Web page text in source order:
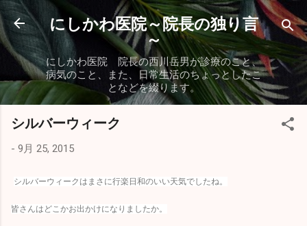
スキップしてメイン コンテンツに移動
にしかわ医院～院長の独り言
～
にしかわ医院 院長の西川岳男が診療のこと、
病気のこと、また、日常生活のちょっとしたこ
となどを綴ります。
シルバーウィーク
- 9月 25, 2015
シルバーウィークはまさに行楽日和のいい天気でしたね。
皆さんはどこかお出かけになりましたか。